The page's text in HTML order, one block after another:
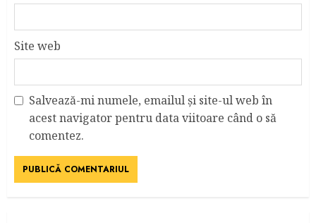
Site web
Salvează-mi numele, emailul și site-ul web în
acest navigator pentru data viitoare când o să
comentez.